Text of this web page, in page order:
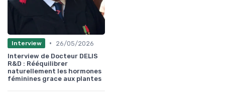
Interview •
26/05/2026
Interview de Docteur DELIS
R&D : Rééquilibrer
naturellement les hormones
féminines grace aux plantes